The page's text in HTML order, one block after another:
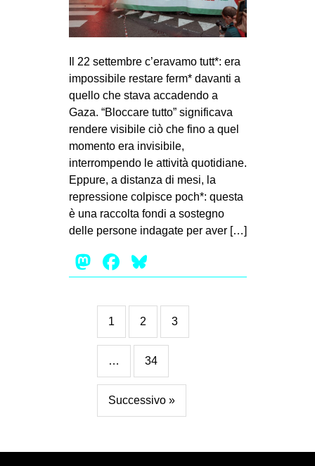
Il 22 settembre c’eravamo tutt*: era
impossibile restare ferm* davanti a
quello che stava accadendo a
Gaza. “Bloccare tutto” significava
rendere visibile ciò che fino a quel
momento era invisibile,
interrompendo le attività quotidiane.
Eppure, a distanza di mesi, la
repressione colpisce poch*: questa
è una raccolta fondi a sostegno
delle persone indagate per aver […]
Mastodon
Facebook
1 2 3
… 34
Successivo »